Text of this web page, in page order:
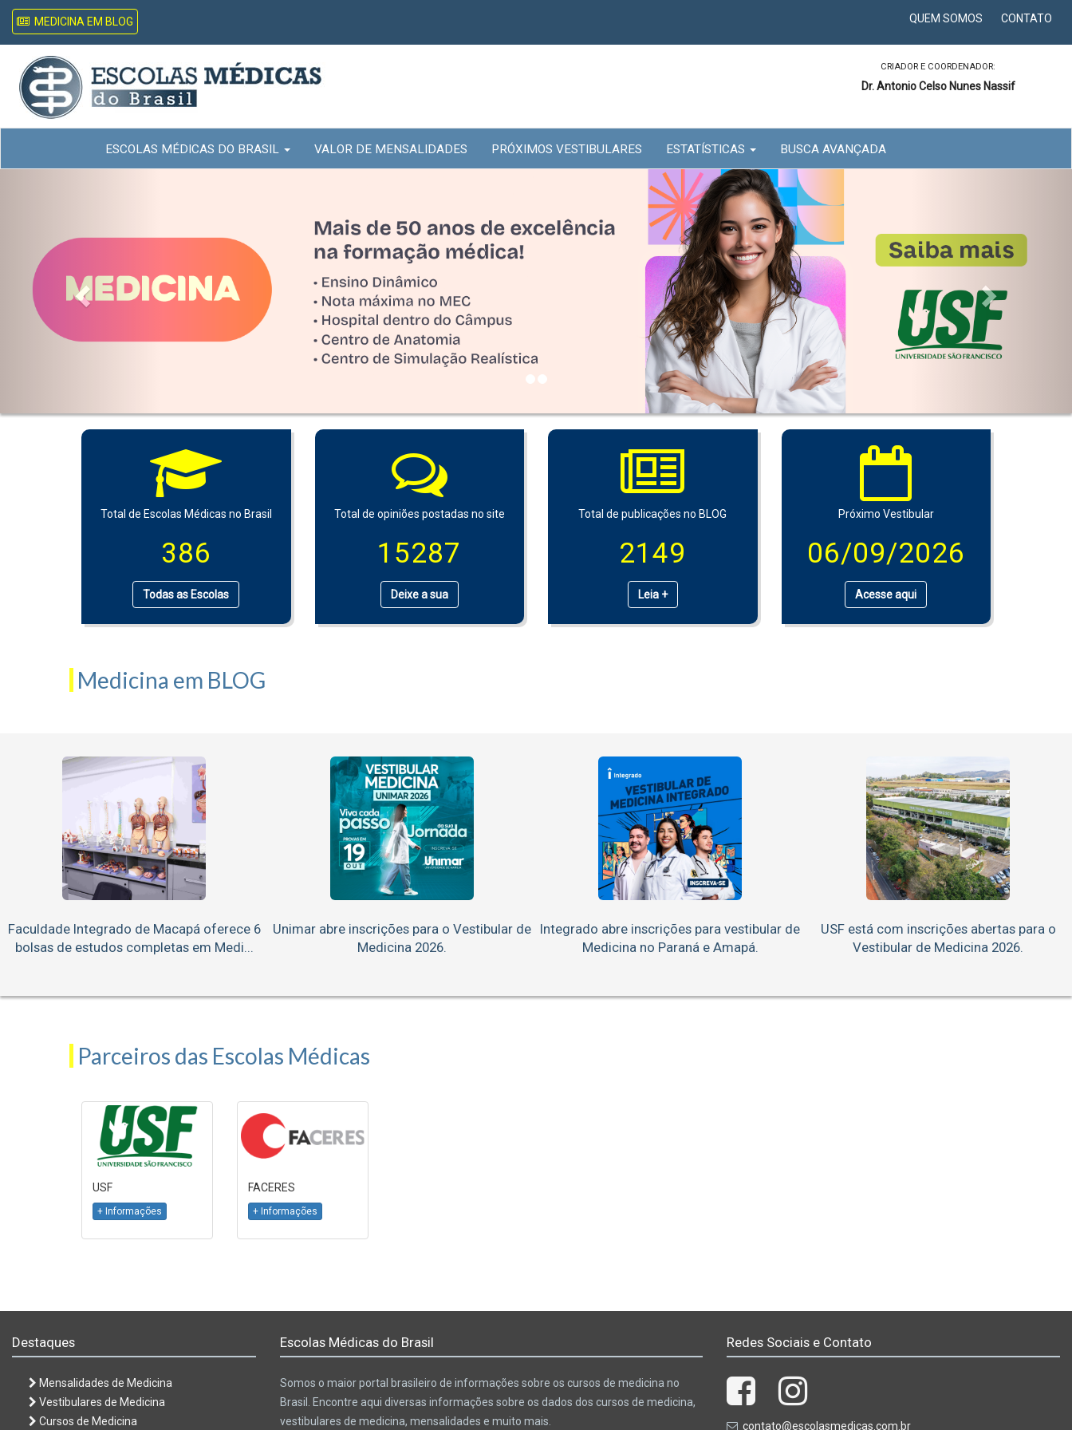
MEDICINA EM BLOG QUEM SOMOS CONTATO
CRIADOR E COORDENADOR:
Dr. Antonio Celso Nunes Nassif
ESCOLAS MÉDICAS DO BRASIL VALOR DE MENSALIDADES PRÓXIMOS VESTIBULARES ESTATÍSTICAS BUSCA AVANÇADA
Total de Escolas Médicas no Brasil
386
Todas as Escolas
Total de opiniões postadas no site
15287
Deixe a sua
Total de publicações no BLOG
2149
Leia +
Próximo Vestibular
06/09/2026
Acesse aqui
Medicina em BLOG
Faculdade Integrado de Macapá oferece 6
bolsas de estudos completas em Medi...
Unimar abre inscrições para o Vestibular de
Medicina 2026.
Integrado abre inscrições para vestibular de
Medicina no Paraná e Amapá.
USF está com inscrições abertas para o
Vestibular de Medicina 2026.
Parceiros das Escolas Médicas
USF
+ Informações
FACERES
+ Informações
Destaques
Mensalidades de Medicina
Vestibulares de Medicina
Cursos de Medicina
Escolas Médicas do Brasil
Somos o maior portal brasileiro de informações sobre os cursos de medicina no
Brasil. Encontre aqui diversas informações sobre os dados dos cursos de medicina,
vestibulares de medicina, mensalidades e muito mais.
Redes Sociais e Contato
contato@escolasmedicas.com.br